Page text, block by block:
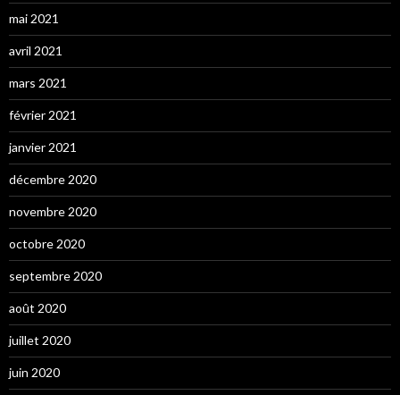
mai 2021
avril 2021
mars 2021
février 2021
janvier 2021
décembre 2020
novembre 2020
octobre 2020
septembre 2020
août 2020
juillet 2020
juin 2020